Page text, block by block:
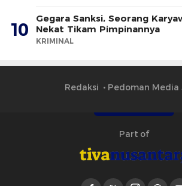
10
Gegara Sanksi, Seorang
Nekat Tikam Pimpinannya
KRIMINAL
Redaksi Pedoman Media
Part of